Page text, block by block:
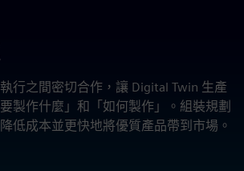
行之間密切合作，讓 Digital Twin 生產
製作什麼」和「如何製作」。組裝規劃
低成本並更快地將優質產品帶到市場。